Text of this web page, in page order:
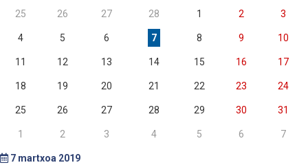
25 26 27 28 1 2 3
4 5 6 7 8 9 10
11 12 13 14 15 16 17
18 19 20 21 22 23 24
25 26 27 28 29 30 31
1 2 3 4 5 6 7
7 martxoa 2019